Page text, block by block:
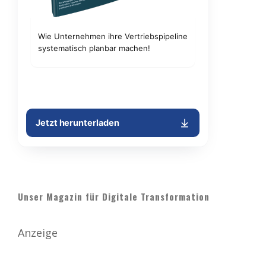
Unser Magazin für Digitale Transformation
Anzeige